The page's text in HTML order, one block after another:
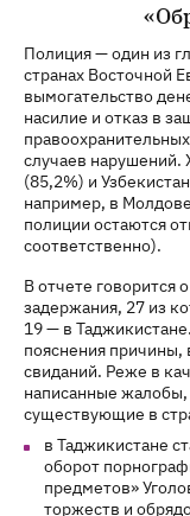
Полиция — один из
странах Восточной
вымогательство
насилие и отказ в
случаев нарушений.
(85,2%) и
например, в
полиции остаются
соответственно).
В отчете говорится
задержания, 27 из
19 — в
пояснения
свиданий. Реже в
написанные
существующие в
в Таджикистане
оборот
предметов»
торжеств и